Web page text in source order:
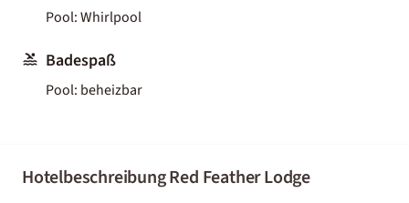
Pool: Whirlpool
Badespaß
Pool: beheizbar
Hotelbeschreibung Red Feather Lodge